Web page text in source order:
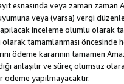
esnasında veya zaman
veya (varsa) vergi
inceleme olumlu olarak
olarak tamamlanması
ödeme kararının tamamen
anlaşılır ve süreç olumsuz
ödeme yapılmayacaktır.